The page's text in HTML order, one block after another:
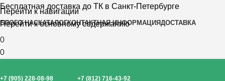
Перейти к навигации
Перейти к основному содержанию
Бесплатная доставка до ТК в Санкт-Петербурге
БЛОГО НАСКАТАЛОГКОНТАКТНАЯ ИНФОРМАЦИЯДОСТАВКА
0
0
+7 (905) 228-08-98 +7 (812) 716-43-92